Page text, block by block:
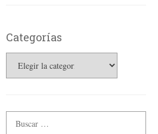
Categorías